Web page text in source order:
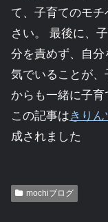
て、子育てのモ
さい。 最後に、
分を責めず、自
気でいることが
からも一緒に子育
この記事はきり
成されました
mochiブログ